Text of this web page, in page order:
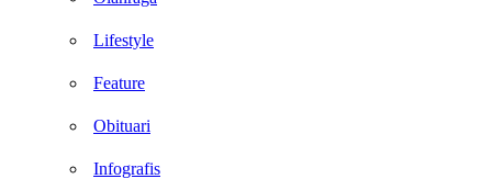
Lifestyle
Feature
Obituari
Infografis